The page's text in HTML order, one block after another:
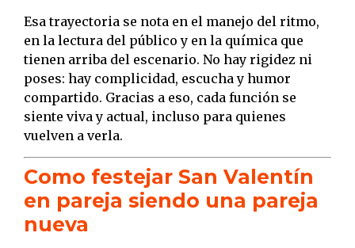
Esa trayectoria se nota en el manejo del ritmo,
en la lectura del público y en la química que
tienen arriba del escenario. No hay rigidez ni
poses: hay complicidad, escucha y humor
compartido. Gracias a eso, cada función se
siente viva y actual, incluso para quienes
vuelven a verla.
Como festejar San Valentín
en pareja siendo una pareja
nueva